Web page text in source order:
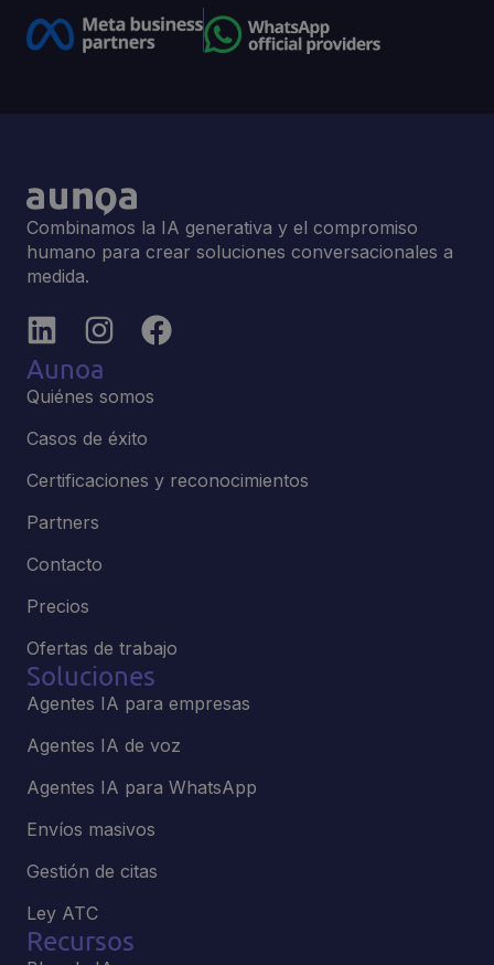
Combinamos la IA generativa y el compromiso
humano para crear soluciones conversacionales a
medida.
Aunoa
Quiénes somos
Casos de éxito
Certificaciones y reconocimientos
Partners
Contacto
Precios
Ofertas de trabajo
Soluciones
Agentes IA para empresas
Agentes IA de voz
Agentes IA para WhatsApp
Envíos masivos
Gestión de citas
Ley ATC
Recursos